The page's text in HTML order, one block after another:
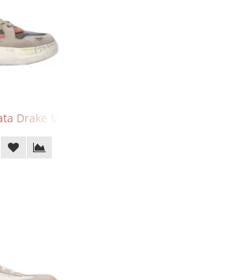
Drake Multi